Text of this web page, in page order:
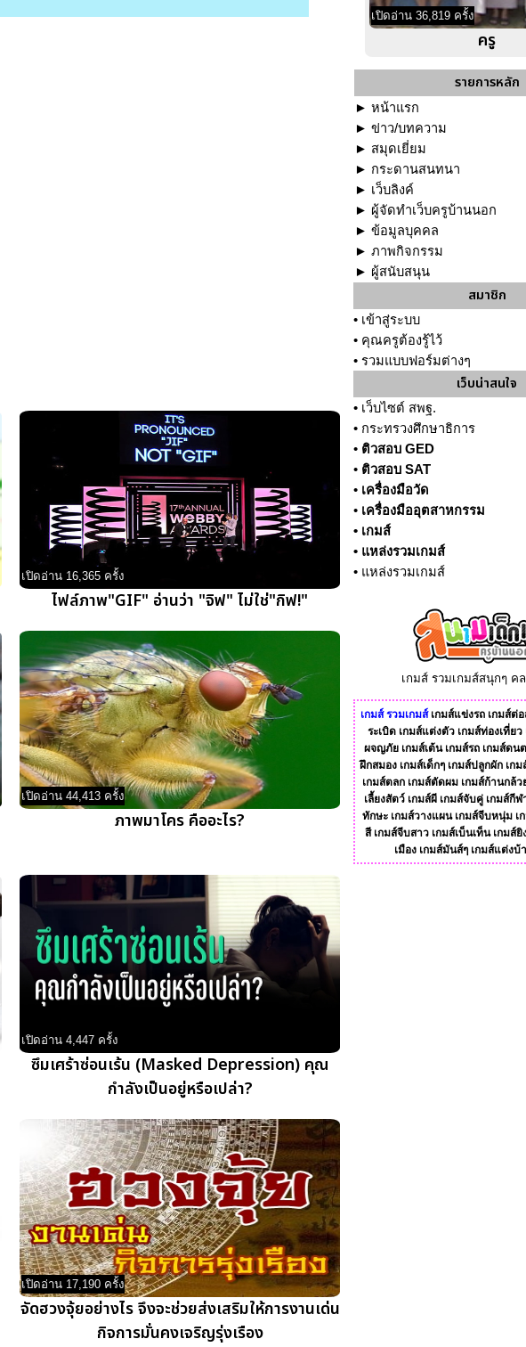
เปิดอ่าน 16,365 ครั้ง
ไฟล์ภาพ"GIF" อ่านว่า "จิฟ" ไม่ใช่"กิฟ!"
เปิดอ่าน 44,413 ครั้ง
ภาพมาโคร คืออะไร?
เปิดอ่าน 4,447 ครั้ง
ซึมเศร้าซ่อนเร้น (Masked Depression) คุณ
กำลังเป็นอยู่หรือเปล่า?
เปิดอ่าน 17,190 ครั้ง
จัดฮวงจุ้ยอย่างไร จึงจะช่วยส่งเสริมให้การงานเด่น
กิจการมั่นคงเจริญรุ่งเรือง
เปิดอ่าน 36,819 ครั้ง
ครู
รายการหลัก
► หน้าแรก
► ข่าว/บทความ
► สมุดเยี่ยม
► กระดานสนทนา
► เว็บลิงค์
► ผู้จัดทำเว็บครูบ้านนอก
► ข้อมูลบุคคล
► ภาพกิจกรรม
► ผู้สนับสนุน
สมาชิก
• เข้าสู่ระบบ
• คุณครูต้องรู้ไว้
• รวมแบบฟอร์มต่างๆ
เว็บน่าสนใจ
• เว็บไซต์ สพฐ.
• กระทรวงศึกษาธิการ
• ติวสอบ GED
• ติวสอบ SAT
• เครื่องมือวัด
• เครื่องมืออุตสาหกรรม
• เกมส์
• แหล่งรวมเกมส์
• แหล่งรวมเกมส์
เกมส์ รวมเกมส์สนุกๆ ค
เกมส์ รวมเกมส์ เกมส์แข่งรถ เกมส์ต่อ
ระเบิด เกมส์แต่งตัว เกมส์ท่องเที่ยว
ผจญภัย เกมส์เต้น เกมส์รถ เกมส์ดน
ฝึกสมอง เกมส์เด็กๆ เกมส์ปลูกผัก เก
เกมส์ตลก เกมส์ตัดผม เกมส์ก้านกล้ว
เลี้ยงสัตว์ เกมส์ผี เกมส์จับคู่ เกมส์กีฬ
ทักษะ เกมส์วางแผน เกมส์จีบหนุ่ม เ
สี เกมส์จีบสาว เกมส์เบ็นเท็น เกมส์ยิ
เมือง เกมส์มันส์ๆ เกมส์แต่งบ้